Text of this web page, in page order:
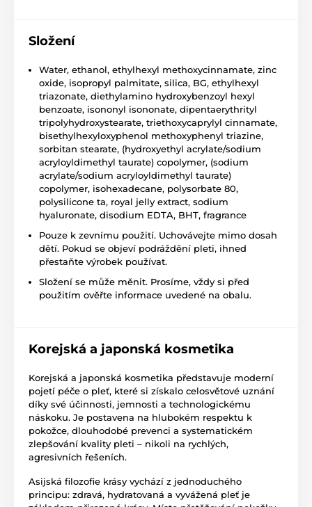
Složení
Water, ethanol, ethylhexyl methoxycinnamate, zinc
oxide, isopropyl palmitate, silica, BG, ethylhexyl
triazonate, diethylamino hydroxybenzoyl hexyl
benzoate, isononyl isononate, dipentaerythrityl
tripolyhydroxystearate, triethoxycaprylyl cinnamate,
bisethylhexyloxyphenol methoxyphenyl triazine,
sorbitan stearate, (hydroxyethyl acrylate/sodium
acryloyldimethyl taurate) copolymer, (sodium
acrylate/sodium acryloyldimethyl taurate)
copolymer, isohexadecane, polysorbate 80,
polysilicone ta, royal jelly extract, sodium
hyaluronate, disodium EDTA, BHT, fragrance
Pouze k zevnímu použití. Uchovávejte mimo dosah
dětí. Pokud se objeví podráždění pleti, ihned
přestaňte výrobek používat.
Složení se může měnit. Prosíme, vždy si před
použitím ověřte informace uvedené na obalu.
Korejská a japonská kosmetika
Korejská a japonská kosmetika představuje moderní
pojetí péče o pleť, které si získalo celosvětové uznání
díky své účinnosti, jemnosti a technologickému
náskoku. Je postavena na hlubokém respektu k
pokožce, dlouhodobé prevenci a systematickém
zlepšování kvality pleti – nikoli na rychlých,
agresivních řešeních.
Asijská filozofie krásy vychází z jednoduchého
principu: zdravá, hydratovaná a vyvážená pleť je